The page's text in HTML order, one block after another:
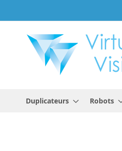
au
Duplicateurs Robots